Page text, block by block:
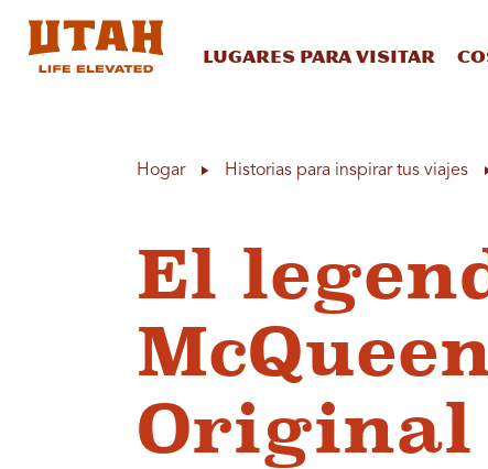
Lugares para visitar
Hogar Historias para inspirar tus viajes
El
Original